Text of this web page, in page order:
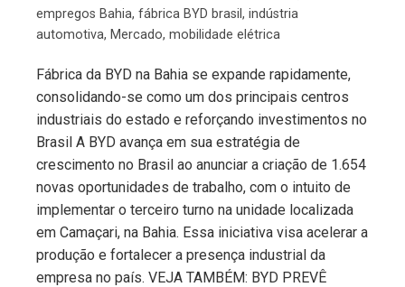
empregos Bahia, fábrica BYD brasil , indústria
automotiva, Mercado, mobilidade elétrica
Fábrica da BYD na Bahia se expande rapidamente,
consolidando-se como um dos principais centros
industriais do estado e reforçando investimentos no
Brasil A BYD avança em sua estratégia de
crescimento no Brasil ao anunciar a criação de 1.654
novas oportunidades de trabalho, com o intuito de
implementar o terceiro turno na unidade localizada
em Camaçari, na Bahia. Essa iniciativa visa acelerar a
produção e fortalecer a presença industrial da
empresa no país. VEJA TAMBÉM: BYD PREVÊ